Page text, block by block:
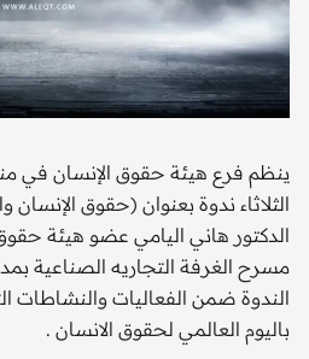
ينظم فرع هيئة حقوق الإنسان في
الثلاثاء ندوة بعنوان (حقوق الإنسان
الدكتور هاني اليامي عضو هيئة
مسرح الغرفة التجاريه الصناعية
الندوة ضمن الفعاليات والنشاطات
باليوم العالمي لحقوق الانسان .